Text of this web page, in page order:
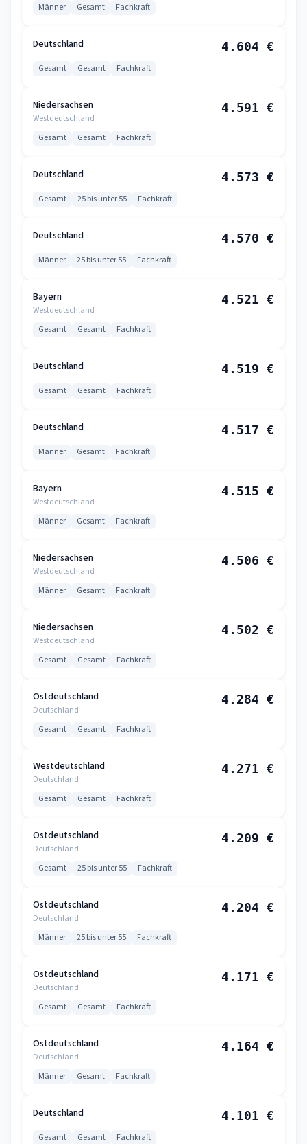
Männer Gesamt Fachkraft
Deutschland 4.604 €
Gesamt Gesamt Fachkraft
Niedersachsen
Westdeutschland
4.591 €
Gesamt Gesamt Fachkraft
Deutschland 4.573 €
Gesamt 25 bis unter 55 Fachkraft
Deutschland 4.570 €
Männer 25 bis unter 55 Fachkraft
Bayern
Westdeutschland
4.521 €
Gesamt Gesamt Fachkraft
Deutschland 4.519 €
Gesamt Gesamt Fachkraft
Deutschland 4.517 €
Männer Gesamt Fachkraft
Bayern
Westdeutschland
4.515 €
Männer Gesamt Fachkraft
Niedersachsen
Westdeutschland
4.506 €
Männer Gesamt Fachkraft
Niedersachsen
Westdeutschland
4.502 €
Gesamt Gesamt Fachkraft
Ostdeutschland
Deutschland
4.284 €
Gesamt Gesamt Fachkraft
Westdeutschland
Deutschland
4.271 €
Gesamt Gesamt Fachkraft
Ostdeutschland
Deutschland
4.209 €
Gesamt 25 bis unter 55 Fachkraft
Ostdeutschland
Deutschland
4.204 €
Männer 25 bis unter 55 Fachkraft
Ostdeutschland
Deutschland
4.171 €
Gesamt Gesamt Fachkraft
Ostdeutschland
Deutschland
4.164 €
Männer Gesamt Fachkraft
Deutschland 4.101 €
Gesamt Gesamt Fachkraft